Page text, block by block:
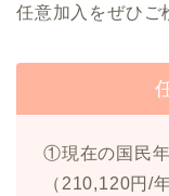
任意加入をぜひご
①現在の国民
（210,120円/